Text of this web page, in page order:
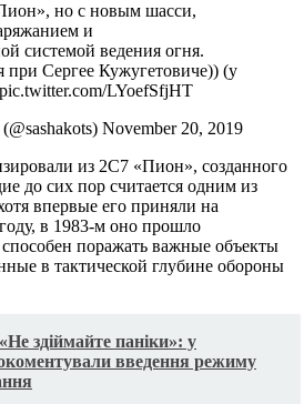
но с новым шасси,
и
системой ведения огня.
при Сергее Кужугетовиче)) (у
LYoefSfjHT
November 20, 2019
из 2С7 «Пион», созданного
до сих пор считается одним из
впервые его приняли на
в 1983-м оно прошло
поражать важные объекты
в тактической глубине обороны
«Не здіймайте паніки»: у
введення режиму